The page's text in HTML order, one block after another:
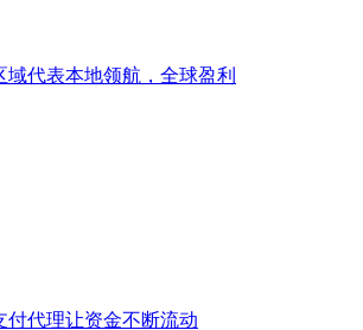
域代表本地领航，全球盈利
付代理让资金不断流动